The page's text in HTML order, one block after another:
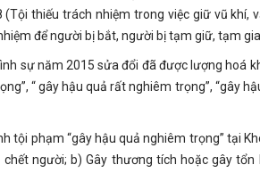
(Tội thiếu trách nhiệm trong việc giữ vũ khí,
để người bị bắt, người bị tạm giữ, tạm
sự năm 2015 sửa đổi đã được lượng hoá
“ gây hậu quả rất nghiêm trọng”, “gây
tội phạm “gây hậu quả nghiêm trọng” tại
người; b) Gây thương tích hoặc gây